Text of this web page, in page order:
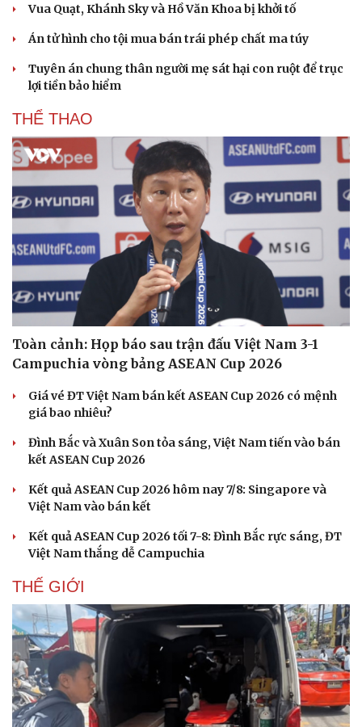
Vua Quạt, Khánh Sky và Hồ Văn Khoa bị khởi tố
Án tử hình cho tội mua bán trái phép chất ma túy
Tuyên án chung thân người mẹ sát hại con ruột để trục
lợi tiền bảo hiểm
THỂ THAO
Toàn cảnh: Họp báo sau trận đấu Việt Nam 3-1
Campuchia vòng bảng ASEAN Cup 2026
Giá vé ĐT Việt Nam bán kết ASEAN Cup 2026 có mệnh
giá bao nhiêu?
Đình Bắc và Xuân Son tỏa sáng, Việt Nam tiến vào bán
kết ASEAN Cup 2026
Kết quả ASEAN Cup 2026 hôm nay 7/8: Singapore và
Việt Nam vào bán kết
Kết quả ASEAN Cup 2026 tối 7-8: Đình Bắc rực sáng, ĐT
Việt Nam thắng dễ Campuchia
THẾ GIỚI